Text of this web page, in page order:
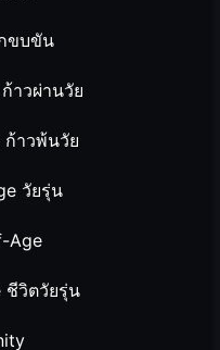
ขบขัน
าวผ่านวัย
ก้าวพ้นวัย
วัยรุ่น
Age
ชีวิตวัยรุ่น